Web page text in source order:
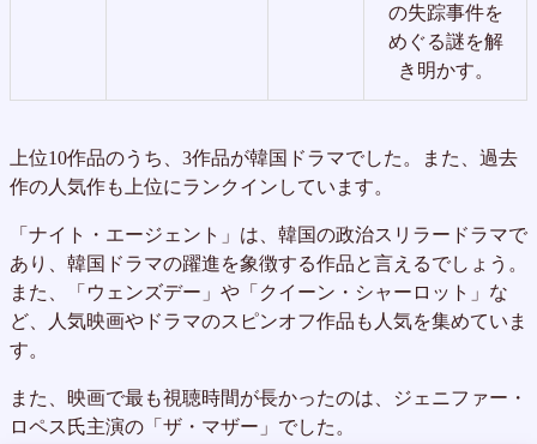
の失踪事件を
めぐる謎を解
き明かす。
上位10作品のうち、3作品が韓国ドラマでした。また、過去
作の人気作も上位にランクインしています。
「ナイト・エージェント」は、韓国の政治スリラードラマで
あり、韓国ドラマの躍進を象徴する作品と言えるでしょう。
また、「ウェンズデー」や「クイーン・シャーロット」な
ど、人気映画やドラマのスピンオフ作品も人気を集めていま
す。
また、映画で最も視聴時間が長かったのは、ジェニファー・
ロペス氏主演の「ザ・マザー」でした。